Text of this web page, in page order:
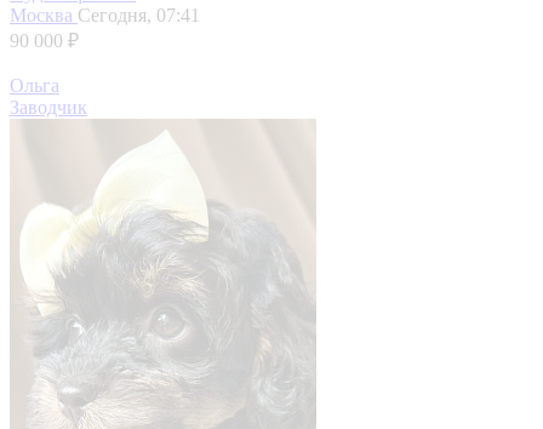
Москва Сегодня, 07:41
90 000 ₽
Ольга
Заводчик